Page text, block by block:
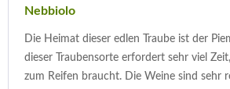
Nebbiolo
Die Heimat dieser edlen Traube ist der
dieser Traubensorte erfordert sehr viel
zum Reifen braucht. Die Weine sind sehr